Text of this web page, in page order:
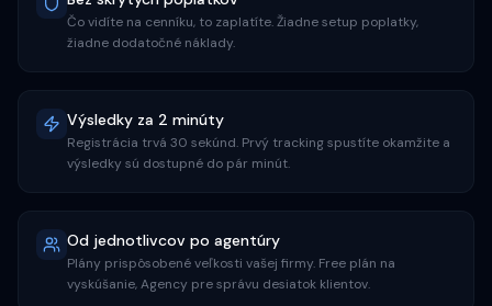
Čo vidíte na cenníku, to zaplatíte. Žiadne setup poplatky,
žiadne dodatočné náklady.
Výsledky za 2 minúty
Registrácia trvá 30 sekúnd. Prvý tracking spustíte okamžite a
výsledky sú dostupné do pár minút.
Od jednotlivcov po agentúry
Plány prispôsobené veľkosti vašej firmy. Free plán na
vyskúšanie, Agency pre správu desiatok klientov.